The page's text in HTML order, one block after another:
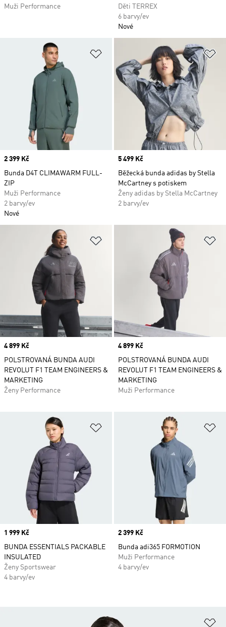
Muži Performance
Děti TERREX
6 barvy/ev
Nové
Přidat do seznamu přání
Price
2 399 Kč
Bunda D4T CLIMAWARM FULL-
ZIP
Muži Performance
2 barvy/ev
Nové
Price
5 499 Kč
Běžecká bunda adidas by Stella
McCartney s potiskem
Ženy adidas by Stella McCartney
2 barvy/ev
Přidat do seznamu přání
Price
4 899 Kč
POLSTROVANÁ BUNDA AUDI
REVOLUT F1 TEAM ENGINEERS &
MARKETING
Ženy Performance
Price
4 899 Kč
POLSTROVANÁ BUNDA AUDI
REVOLUT F1 TEAM ENGINEERS &
MARKETING
Muži Performance
Přidat do seznamu přání
Price
1 999 Kč
BUNDA ESSENTIALS PACKABLE
INSULATED
Ženy Sportswear
4 barvy/ev
Price
2 399 Kč
Bunda adi365 FORMOTION
Muži Performance
4 barvy/ev